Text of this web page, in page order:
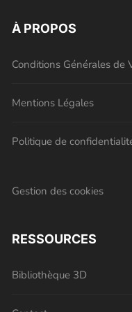
À PROPOS
Conditions Générales de
Mentions Légales
Politique de
Gestion des cookies
RESSOURCES
Bibliothèque 3D